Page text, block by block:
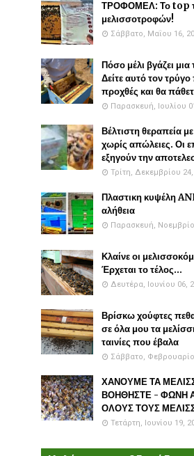
ΤΡΟΦΟΜΕΛ: Το top
μελισσοτροφών!
Σάββατο, Μαΐου 16,
Πόσο μέλι βγάζει
Δείτε αυτό τον τρύγο
προχθές και θα
Παρασκευή, Ιουλίου
Βέλτιστη θεραπεία
χωρίς απώλειες. Οι
εξηγούν την
Τρίτη, Δεκεμβρίου
Πλαστικη κυψέλη
αλήθεια
Παρασκευή,
Κλαίνε οι
Έρχεται το τέλος...
Δευτέρα, Ιουνίου 06,
Βρίσκω χούφτες
σε όλα μου τα
ταινίες που έβαλα
Σάββατο,
ΧΑΝΟΥΜΕ ΤΑ
ΒΟΗΘΗΣΤΕ - ΦΩΝΗ
ΟΛΟΥΣ ΤΟΥΣ
Τετάρτη, Ιουνίου 19,